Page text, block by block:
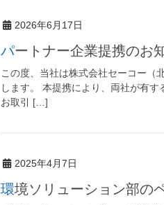
2026年6月17日
パートナー企業提携のお
この度、当社は株式会社セーコー（
します。 本提携により、両社が有
お取引 […]
2025年4月7日
環境ソリューション部